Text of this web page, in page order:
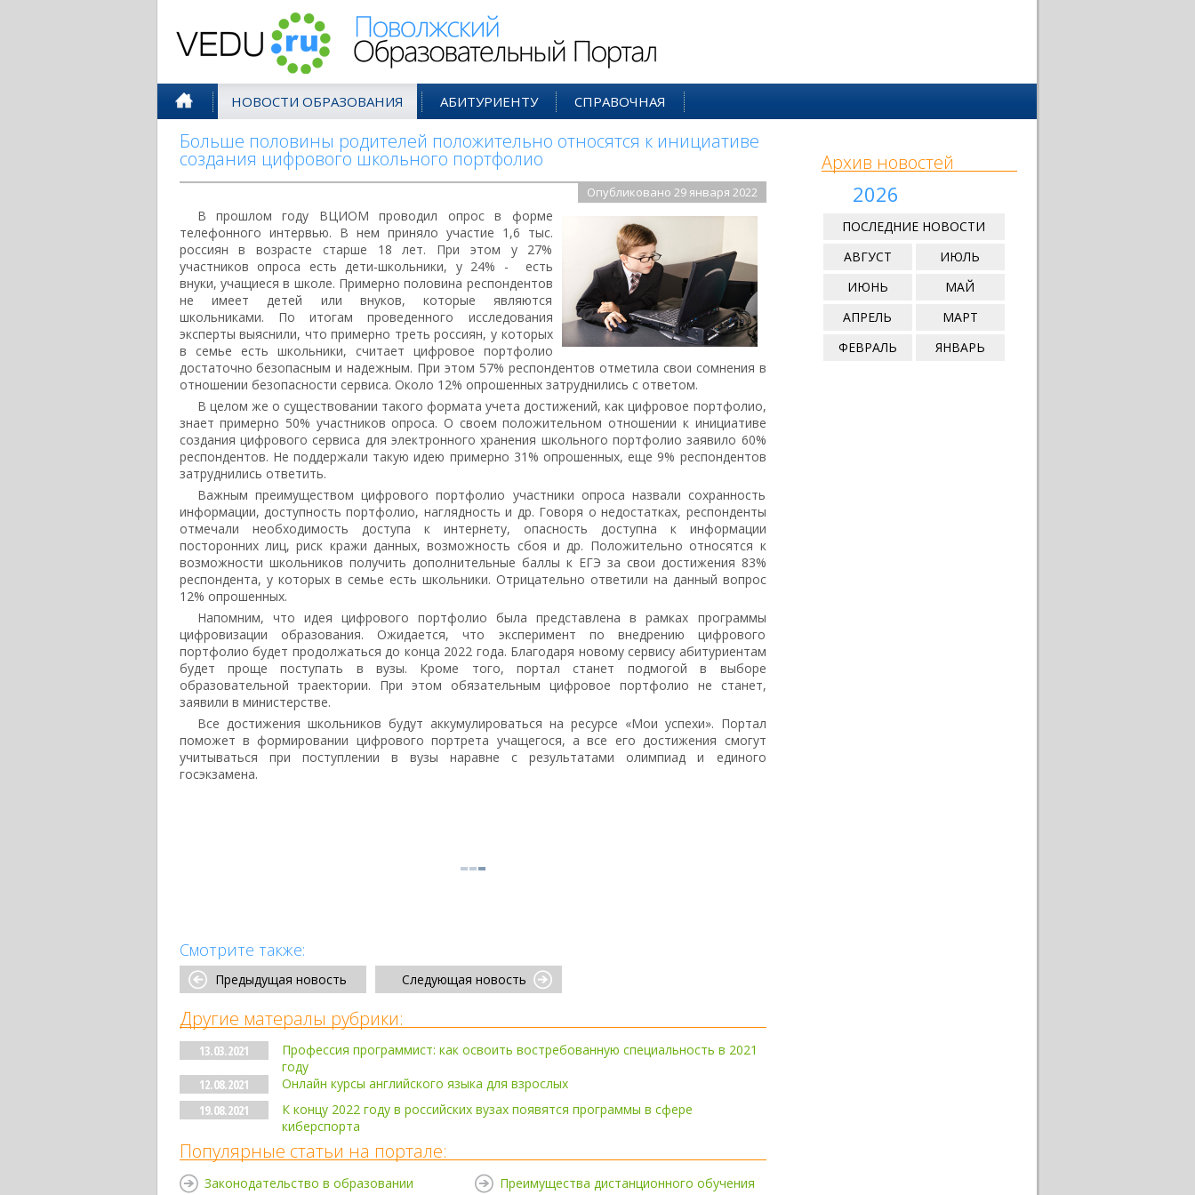
НОВОСТИ ОБРАЗОВАНИЯ АБИТУРИЕНТУ СПРАВОЧНАЯ
Больше половины родителей положительно относятся к инициативе
создания цифрового школьного портфолио
Опубликовано 29 января 2022
В прошлом году ВЦИОМ проводил опрос в форме
телефонного интервью. В нем приняло участие 1,6 тыс.
россиян в возрасте старше 18 лет. При этом у 27%
участников опроса есть дети-школьники, у 24% - есть
внуки, учащиеся в школе. Примерно половина респондентов
не имеет детей или внуков, которые являются
школьниками. По итогам проведенного исследования
эксперты выяснили, что примерно треть россиян, у которых
в семье есть школьники, считает цифровое портфолио
достаточно безопасным и надежным. При этом 57% респондентов отметила свои сомнения в
отношении безопасности сервиса. Около 12% опрошенных затруднились с ответом.
В целом же о существовании такого формата учета достижений, как цифровое портфолио,
знает примерно 50% участников опроса. О своем положительном отношении к инициативе
создания цифрового сервиса для электронного хранения школьного портфолио заявило 60%
респондентов. Не поддержали такую идею примерно 31% опрошенных, еще 9% респондентов
затруднились ответить.
Важным преимуществом цифрового портфолио участники опроса назвали сохранность
информации, доступность портфолио, наглядность и др. Говоря о недостатках, респонденты
отмечали необходимость доступа к интернету, опасность доступна к информации
посторонних лиц, риск кражи данных, возможность сбоя и др. Положительно относятся к
возможности школьников получить дополнительные баллы к ЕГЭ за свои достижения 83%
респондента, у которых в семье есть школьники. Отрицательно ответили на данный вопрос
12% опрошенных.
Напомним, что идея цифрового портфолио была представлена в рамках программы
цифровизации образования. Ожидается, что эксперимент по внедрению цифрового
портфолио будет продолжаться до конца 2022 года. Благодаря новому сервису абитуриентам
будет проще поступать в вузы. Кроме того, портал станет подмогой в выборе
образовательной траектории. При этом обязательным цифровое портфолио не станет,
заявили в министерстве.
Все достижения школьников будут аккумулироваться на ресурсе «Мои успехи». Портал
поможет в формировании цифрового портрета учащегося, а все его достижения смогут
учитываться при поступлении в вузы наравне с результатами олимпиад и единого
госэкзамена.
Смотрите также:
Предыдущая новость Следующая новость
Другие матералы рубрики:
13.03.2021
Профессия программист: как освоить востребованную специальность в 2021
году
12.08.2021
Онлайн курсы английского языка для взрослых
19.08.2021
К концу 2022 году в российских вузах появятся программы в сфере
киберспорта
Популярные статьи на портале:
Законодательство в образовании Преимущества дистанционного обучения
Архив новостей
2026
ПОСЛЕДНИЕ НОВОСТИ
АВГУСТ
ИЮЛЬ
ИЮНЬ
МАЙ
АПРЕЛЬ
МАРТ
ФЕВРАЛЬ
ЯНВАРЬ